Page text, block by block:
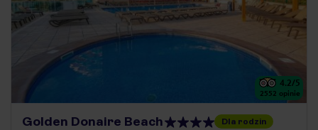
4.2/5
2552 opinie
Golden Donaire Beach Dla rodzin